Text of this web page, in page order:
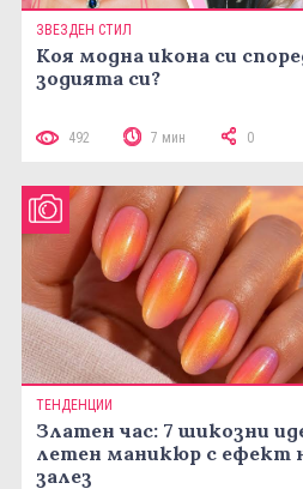
ЗВЕЗДЕН СТИЛ
Коя модна икона си
зодията си?
492 7 мин 0
ТЕНДЕНЦИИ
Златен час: 7 шикозни
летен маникюр с ефект
залез